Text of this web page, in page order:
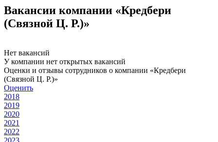
Вакансии компании «Кредбери
(Связной Ц. Р.)»
Нет вакансий
У компании нет открытых вакансий
Оценки и отзывы сотрудников о компании «Кредбери
(Связной Ц. Р.)»
Оценить
2018
2019
2020
2021
2022
2023